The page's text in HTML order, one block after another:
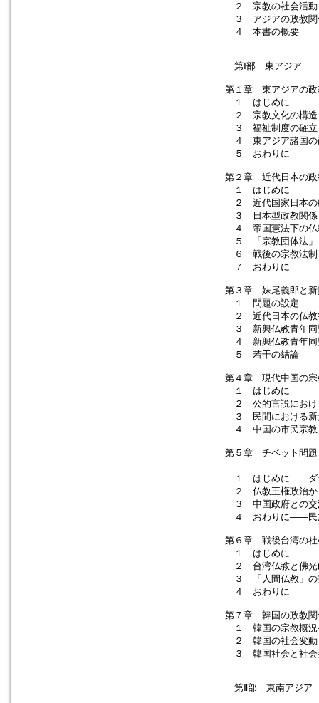
２ 宗教の社会活動
３ アジアの政教関
４ 本書の概要
第Ⅰ部 東アジア
第１章 東アジアの
１ はじめに
２ 宗教文化の構造
３ 福祉制度の確立
４ 東アジア諸国の
５ おわりに
第２章 近代日本の
１ はじめに
２ 近代国家日本の
３ 日本型政教関係
４ 帝国憲法下の仏
５ 「宗教団体法」
６ 戦後の宗教法制
７ おわりに
第３章 妹尾義郎と
１ 問題の設定
２ 近代日本の仏教
３ 新興仏教青年同
４ 新興仏教青年同
５ 若干の結論
第４章 現代中国の
１ はじめに
２ 公的言説におけ
３ 民間における新
４ 中国の市民宗
第５章 チベット問題
１ はじめに――ダラ
２ 仏教王権政治か
３ 中国政府との交
４ おわりに――民族
第６章 戦後台湾の
１ はじめに
２ 台湾仏教と佛光
３ 「人間仏教」の
４ おわりに
第７章 韓国の政教
１ 韓国の宗教概況
２ 韓国の社会変動
３ 韓国社会と社会
第Ⅱ部 東南アジア